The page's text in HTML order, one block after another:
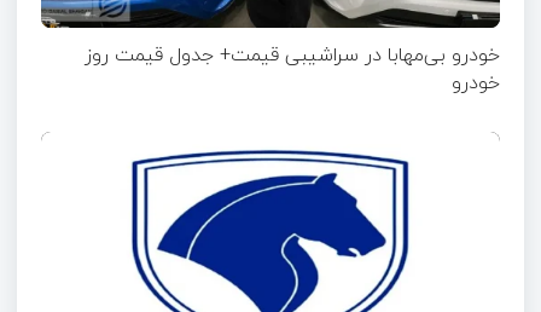
خودرو بی‌مهابا در سراشیبی قیمت+ جدول قیمت روز
خودرو